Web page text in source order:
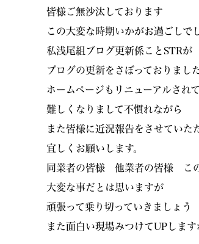
皆様ご無沙汰しております
この大変な時期いかがお過ごしで
私浅尾組ブログ更新係ことSTRが
ブログの更新をさぼっておりまし
ホームページもリニューアルされ
難しくなりまして不慣れながら
また皆様に近況報告をさせていた
宜しくお願いします。
同業者の皆様 他業者の皆様 こ
大変な事だとは思いますが
頑張って乗り切っていきましょう
また面白い現場みつけてUPします